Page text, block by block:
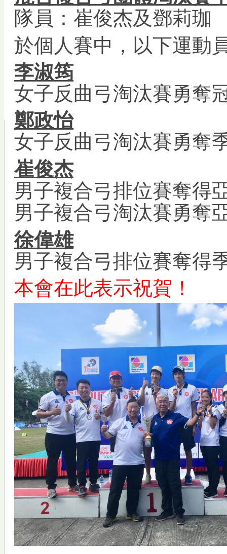
隊員：崔俊杰及鄧莉珈
於個人賽中，以下運動
李淑筠
女子反曲弓淘汰賽勇奪
鄭政怡
女子反曲弓淘汰賽勇奪
崔俊杰
男子複合弓排位賽奪得
男子複合弓淘汰賽勇奪
徐偉雄
男子複合弓排位賽奪得
本會在此表示祝賀！